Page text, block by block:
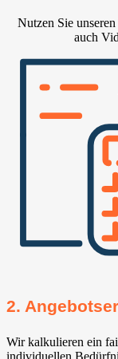
Nutzen Sie
auch
2.
Wir kalkulieren ein